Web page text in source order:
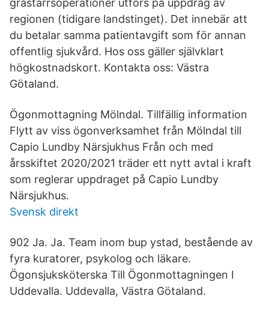
gråstarrsoperationer utförs på uppdrag av
regionen (tidigare landstinget). Det innebär att
du betalar samma patientavgift som för annan
offentlig sjukvård. Hos oss gäller självklart
högkostnadskort. Kontakta oss: Västra
Götaland.
Ögonmottagning Mölndal. Tillfällig information
Flytt av viss ögonverksamhet från Mölndal till
Capio Lundby Närsjukhus Från och med
årsskiftet 2020/2021 träder ett nytt avtal i kraft
som reglerar uppdraget på Capio Lundby
Närsjukhus.
Svensk direkt
902 Ja. Ja. Team inom bup ystad, bestående av
fyra kuratorer, psykolog och läkare.
Ögonsjuksköterska Till Ögonmottagningen I
Uddevalla. Uddevalla, Västra Götaland.